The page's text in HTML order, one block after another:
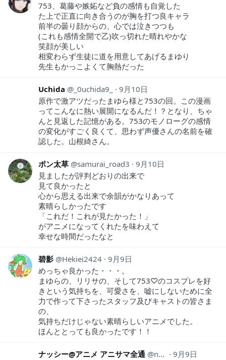
753、葛藤や嫉妬など負の感情も自覚した
た上で正直に向き合うのが胸を打つ良キャラ
前半の曇り顔からの、心では泣きつつも
(これも感情全開で乙)吹っ切れた晴れやかな
笑顔が美しい
相変わらず生徒に道を用意してあげるまゆり
先生もかっこよくて胸熱だった
Uchida _0uchida9_
9月10日
原作で激アツだったまゆら様と753の回。この漫画
ってこんなに熱い展開になるんだ！？となり、ちゃ
んと見返した記憶がある。753のモノローグの感情
の変化がすごく良くて、思わず声優さんの名前を確
認した。山根綺さん。
ポン太草 samurai_road3
9月10日
見ましたが評判どおりの出来で
見て良かったと
心から思える出来で余韻がかなりあって
素晴らしかったです
「これだ！これが見たかった！」
がアニメになってくれたを味わえて
幸せな時間だったなと
碧影 Hekiei2424 9月9日
めっちゃ良かった・・・。
まゆらの、リリサの、そして753♡のコスプレを好
きという気持ちを、可愛さを、嘘にしないために全
力で作って下さったスタッフ及びキャストの皆さま
の、
気持ちだけじゃない素晴らしいアニメでした。
ほんととっても良かったです！！
ナッシー@アニメ アニサマ全通 nasisenpai
9月9日